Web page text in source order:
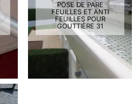
POSE DE PARE
FEUILLES ET ANTI
FEUILLES POUR
GOUTTIÈRE 31